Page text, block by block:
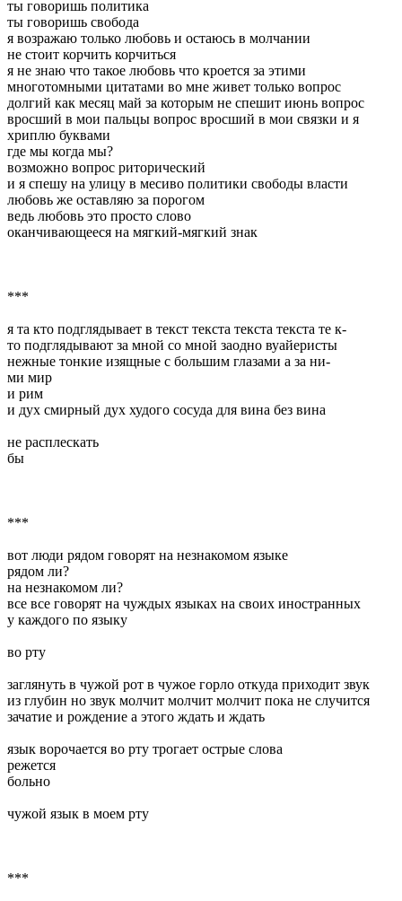
ты говоришь политика
ты говоришь свобода
я возражаю только любовь и остаюсь в молчании
не стоит корчить корчиться
я не знаю что такое любовь что кроется за этими
многотомными цитатами во мне живет только вопрос
долгий как месяц май за которым не спешит июнь вопрос
вросший в мои пальцы вопрос вросший в мои связки и я
хриплю буквами
где мы когда мы?
возможно вопрос риторический
и я спешу на улицу в месиво политики свободы власти
любовь же оставляю за порогом
ведь любовь это просто слово
оканчивающееся на мягкий-мягкий знак
***
я та кто подглядывает в текст текста текста текста те к-
то подглядывают за мной со мной заодно вуайеристы
нежные тонкие изящные с большим глазами а за ни-
ми мир
и рим
и дух смирный дух худого сосуда для вина без вина
не расплескать
бы
***
вот люди рядом говорят на незнакомом языке
рядом ли?
на незнакомом ли?
все все говорят на чуждых языках на своих иностранных
у каждого по языку
во рту
заглянуть в чужой рот в чужое горло откуда приходит звук
из глубин но звук молчит молчит молчит пока не случится
зачатие и рождение а этого ждать и ждать
язык ворочается во рту трогает острые слова
режется
больно
чужой язык в моем рту
***